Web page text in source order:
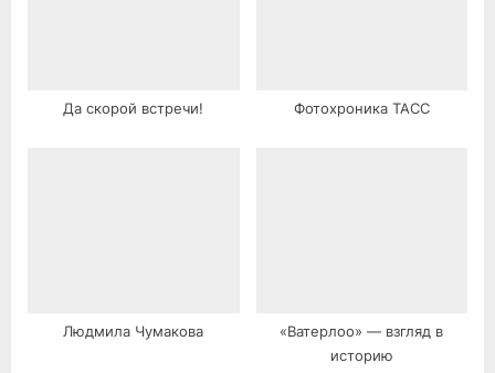
Да скорой встречи! Фотохроника ТАСС
Людмила Чумакова
«Ватерлоо» — взгляд в
историю